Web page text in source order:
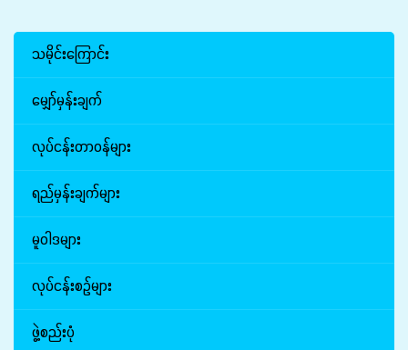
သမိုင်းကြောင်း
မျှော်မှန်းချက်
လုပ်ငန်းတာဝန်များ
ရည်မှန်းချက်များ
မူဝါဒများ
လုပ်ငန်းစဉ်များ
ဖွဲ့စည်းပုံ